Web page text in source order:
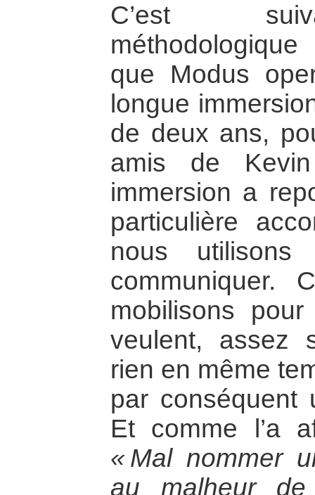
C’est
que Modus
longue
de deux ans,
amis de
immersion a
particulière
nous
communiquer.
mobilisons
veulent, assez
rien en même
par conséquent
Et comme l’a
« Mal nommer
au malheur